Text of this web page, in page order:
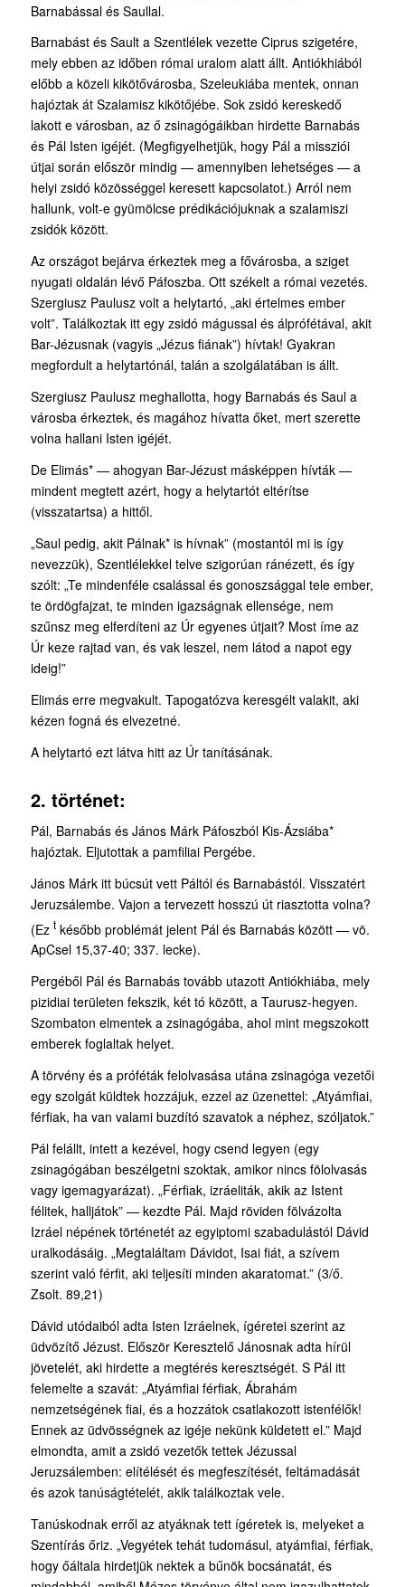
Barnabással és Saullal.
Barnabást és Sault a Szentlélek vezette Ciprus szigetére,
mely ebben az időben római uralom alatt állt. Antiókhiából
előbb a közeli kikötővárosba, Szeleukiába mentek, onnan
hajóztak át Szalamisz kikötőjébe. Sok zsidó kereskedő
lakott e városban, az ő zsinagógáikban hirdette Barnabás
és Pál Isten igéjét. (Megfigyelhetjük, hogy Pál a missziói
útjai során először mindig — amennyiben lehetséges — a
helyi zsidó közösséggel keresett kapcsolatot.) Arról nem
hallunk, volt-e gyümölcse prédikációjuknak a szalamiszi
zsidók között.
Az országot bejárva érkeztek meg a fővárosba, a sziget
nyugati oldalán lévő Páfoszba. Ott székelt a római vezetés.
Szergiusz Paulusz volt a helytartó, „aki értelmes ember
volt”. Találkoztak itt egy zsidó mágussal és álprófétával, akit
Bar-Jézusnak (vagyis „Jézus fiának”) hívtak! Gyakran
megfordult a helytartónál, talán a szolgálatában is állt.
Szergiusz Paulusz meghallotta, hogy Barnabás és Saul a
városba érkeztek, és magához hívatta őket, mert szerette
volna hallani Isten igéjét.
De Elimás* — ahogyan Bar-Jézust másképpen hívták —
mindent megtett azért, hogy a helytartót eltérítse
(visszatartsa) a hittől.
„Saul pedig, akit Pálnak* is hívnak” (mostantól mi is így
nevezzük), Szentlélekkel telve szigorúan ránézett, és így
szólt: „Te mindenféle csalással és gonoszsággal tele ember,
te ördögfajzat, te minden igazságnak ellensége, nem
szűnsz meg elferdíteni az Úr egyenes útjait? Most íme az
Úr keze rajtad van, és vak leszel, nem látod a napot egy
ideig!”
Elimás erre megvakult. Tapogatózva keresgélt valakit, aki
kézen fogná és elvezetné.
A helytartó ezt látva hitt az Úr tanításának.
2. történet:
Pál, Barnabás és János Márk Páfoszból Kis-Ázsiába*
hajóztak. Eljutottak a pamfiliai Pergébe.
János Márk itt búcsút vett Páltól és Barnabástól. Visszatért
Jeruzsálembe. Vajon a tervezett hosszú út riasztotta volna?
(Ez tkésőbb problémát jelent Pál és Barnabás között — vö.
ApCsel 15,37-40; 337. lecke).
Pergéből Pál és Barnabás tovább utazott Antiókhiába, mely
pizidiai területen fekszik, két tó között, a Taurusz-hegyen.
Szombaton elmentek a zsinagógába, ahol mint megszokott
emberek foglaltak helyet.
A törvény és a próféták felolvasása utána zsinagóga vezetői
egy szolgát küldtek hozzájuk, ezzel az üzenettel: „Atyámfiai,
férfiak, ha van valami buzdító szavatok a néphez, szóljatok.”
Pál felállt, intett a kezével, hogy csend legyen (egy
zsinagógában beszélgetni szoktak, amikor nincs fölolvasás
vagy igemagyarázat). „Férfiak, izráeliták, akik az Istent
félitek, halljátok” — kezdte Pál. Majd röviden fölvázolta
Izráel népének történetét az egyiptomi szabadulástól Dávid
uralkodásáig. „Megtaláltam Dávidot, Isai fiát, a szívem
szerint való férfit, aki teljesíti minden akaratomat.” (3/ő.
Zsolt. 89,21)
Dávid utódaiból adta Isten Izráelnek, ígéretei szerint az
üdvözítő Jézust. Először Keresztelő Jánosnak adta hírül
jövetelét, aki hirdette a megtérés keresztségét. S Pál itt
felemelte a szavát: „Atyámfiai férfiak, Ábrahám
nemzetségének fiai, és a hozzátok csatlakozott istenfélők!
Ennek az üdvösségnek az igéje nekünk küldetett el.” Majd
elmondta, amit a zsidó vezetők tettek Jézussal
Jeruzsálemben: elítélését és megfeszítését, feltámadását
és azok tanúságtételét, akik találkoztak vele.
Tanúskodnak erről az atyáknak tett ígéretek is, melyeket a
Szentírás őriz. „Vegyétek tehát tudomásul, atyámfiai, férfiak,
hogy őáltala hirdetjük nektek a bűnök bocsánatát, és